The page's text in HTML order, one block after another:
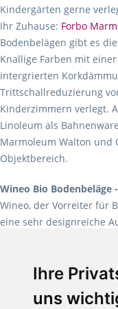
Ihre
uns
Kindergärten gerne
Ihr Zuhause: Forbo
Bodenbelägen gibt es
Knallige Farben mit
intergrierten
Trittschallreduzierung
Kinderzimmern verlegt.
Linoleum als
Marmoleum Walton und
Objektbereich.
Wineo Bio
Wineo, der Vorreiter für
eine sehr designreiche
Weichmacher und
Verlegearten ist er für
Empfehlung:Wineo
Teppiche für ein